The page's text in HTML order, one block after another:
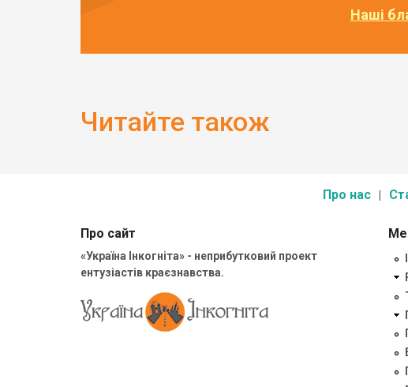
Наші
Читайте також
Про нас
Про сайт
«Україна Інкогніта» - неприбутковий проект
ентузіастів краєзнавства.